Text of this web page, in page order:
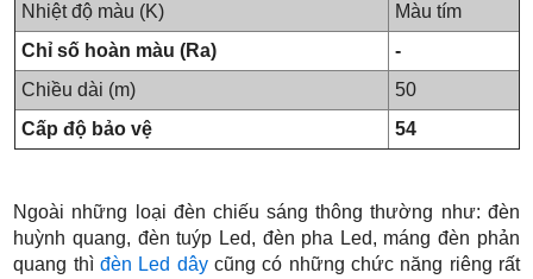
Nhiệt độ màu (K)
Màu tím
Chỉ số hoàn màu (Ra)
-
Chiều dài (m)
50
Cấp độ bảo vệ
54
Ngoài những loại đèn chiếu sáng thông thường như: đèn
huỳnh quang, đèn tuýp Led, đèn pha Led, máng đèn phản
quang thì đèn Led dâycũng có những chức năng riêng rất